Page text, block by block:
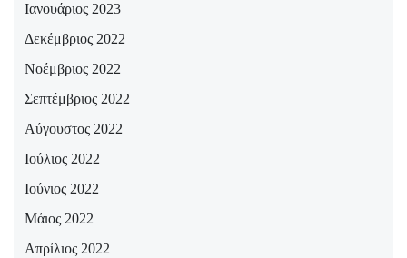
Ιανουάριος 2023
Δεκέμβριος 2022
Νοέμβριος 2022
Σεπτέμβριος 2022
Αύγουστος 2022
Ιούλιος 2022
Ιούνιος 2022
Μάιος 2022
Απρίλιος 2022